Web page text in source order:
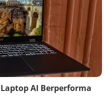
AI Berperforma